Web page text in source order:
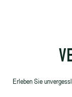
Erleben Sie